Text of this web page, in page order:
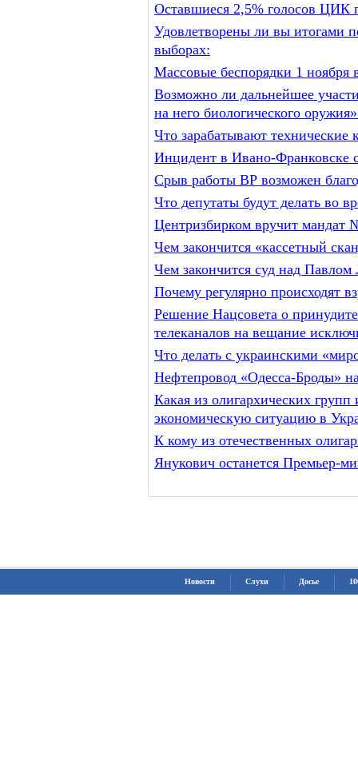
Оставшиеся 2,5% голосов ЦИК
Удовлетворены ли вы итогами
выборах:
Массовые беспорядки 1 ноября
Возможно ли дальнейшее
на него биологического
Что зарабатывают
Инцидент в Ивано-Франковске
Срыв работы ВР возможен
Что депутаты будут делать во
Центризбирком вручит мандат
Чем закончится «кассетный
Чем закончится суд над Павлом
Почему регулярно происходят
Решение Нацсовета о
телеканалов на вещание
Что делать с украинскими
Нефтепровод «Одесса-Броды»
Какая из олигархических
экономическую ситуацию в
К кому из отечественных
Янукович останется Премьер-
Новости Слухи Досье